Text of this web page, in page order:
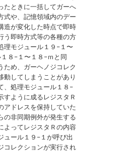
たときに一括してガーへ
式や、記憶領域内のデー
造が変化した時点で即時
う即時方式等の各種の方
理モジュール１９−１〜
８−１〜１８−ｍと同
ため、ガーヘノジコレク
動してしまうことがあり
、処理モジュール１８−
すように成るレジスタＲ
アドレスを保持していた
の非同期例外が発生する
よってレジスタＲの内容
ュール１９−１が呼び出
コレクションが実行され